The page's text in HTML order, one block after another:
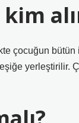
çocuğun bütün
yerleştirilir.